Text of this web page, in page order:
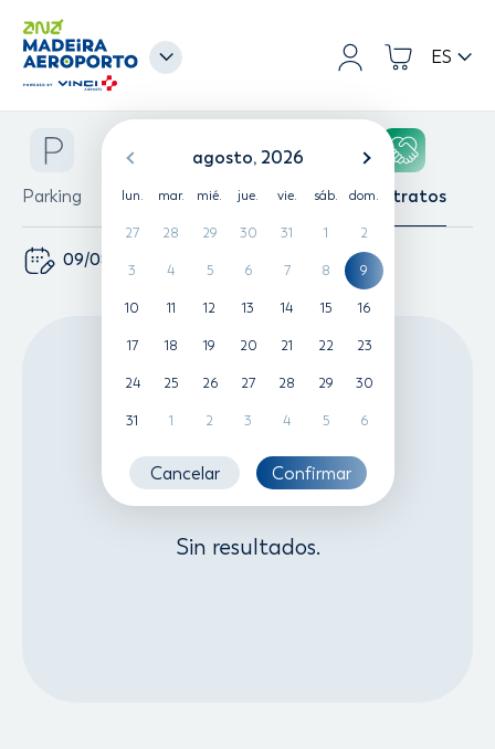
PORTO
ALGARVE
ES
Parking Lounge Fast-Track Contratos
09/08/2026
agosto, 2026
lun. mar. mié. jue. vie. sáb. dom.
27 28 29 30 31 1 2
3 4 5 6 7 8 9
10 11 12 13 14 15 16
17 18 19 20 21 22 23
24 25 26 27 28 29 30
31 1 2 3 4 5 6
Cancelar Confirmar
Sin resultados.